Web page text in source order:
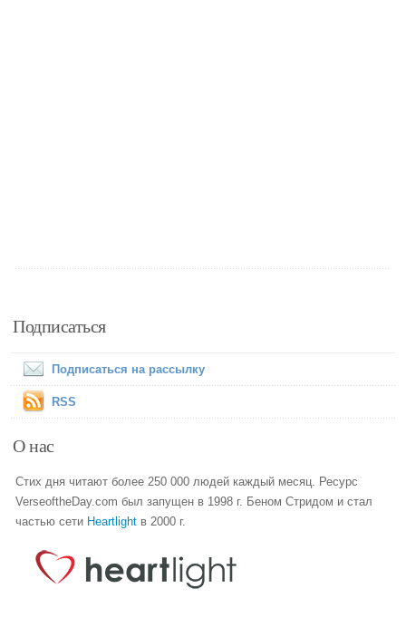
Подписаться
Подписаться на рассылку
RSS
О нас
Стих дня читают более 250 000 людей каждый месяц. Ресурс
VerseoftheDay.com был запущен в 1998 г. Беном Стридом и стал
частью сети Heartlight в 2000 г.